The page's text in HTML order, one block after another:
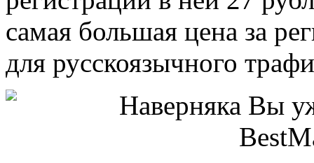
самая большая цена за
для русскоязычного